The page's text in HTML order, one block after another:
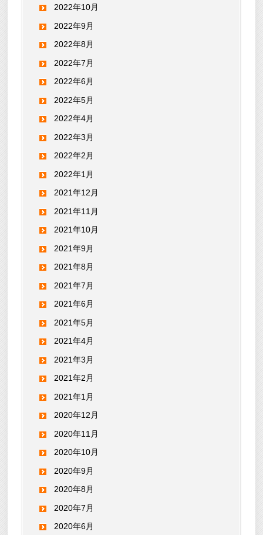
2022年10月
2022年9月
2022年8月
2022年7月
2022年6月
2022年5月
2022年4月
2022年3月
2022年2月
2022年1月
2021年12月
2021年11月
2021年10月
2021年9月
2021年8月
2021年7月
2021年6月
2021年5月
2021年4月
2021年3月
2021年2月
2021年1月
2020年12月
2020年11月
2020年10月
2020年9月
2020年8月
2020年7月
2020年6月